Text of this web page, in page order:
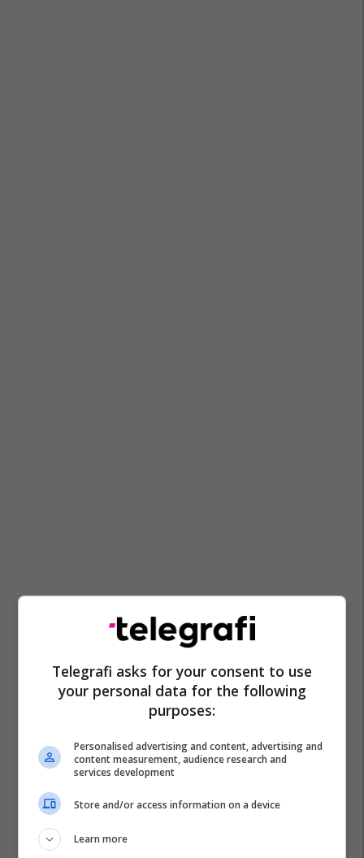
Policia E Kosovës Arrestim
Telegrafi asks for your consent to use
your personal data for the following
purposes:
Personalised advertising and content, advertising and
content measurement, audience research and
services development
Store and/or access information on a device
Learn more